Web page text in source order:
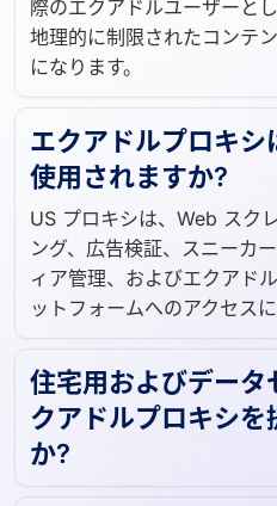
際のエクアドルユーザーと
地理的に制限されたコンテ
になります。
エクアドルプロキシ
使用されますか?
US プロキシは、Web スク
ング、広告検証、スニーカ
ィア管理、およびエクアド
ットフォームへのアクセス
住宅用およびデータ
クアドルプロキシを
か?